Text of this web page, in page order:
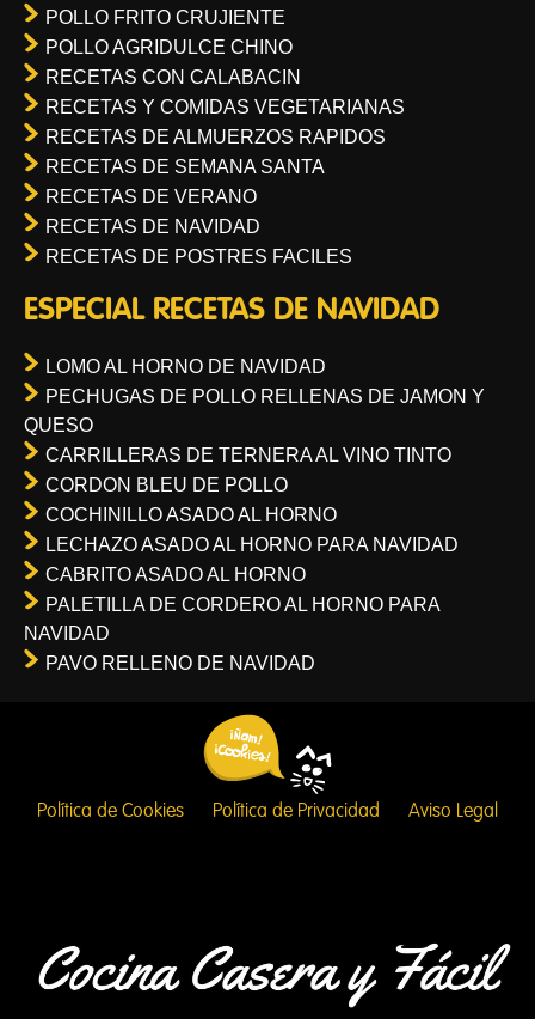
POLLO FRITO CRUJIENTE
POLLO AGRIDULCE CHINO
RECETAS CON CALABACIN
RECETAS Y COMIDAS VEGETARIANAS
RECETAS DE ALMUERZOS RAPIDOS
RECETAS DE SEMANA SANTA
RECETAS DE VERANO
RECETAS DE NAVIDAD
RECETAS DE POSTRES FACILES
ESPECIAL RECETAS DE NAVIDAD
LOMO AL HORNO DE NAVIDAD
PECHUGAS DE POLLO RELLENAS DE JAMON Y
QUESO
CARRILLERAS DE TERNERA AL VINO TINTO
CORDON BLEU DE POLLO
COCHINILLO ASADO AL HORNO
LECHAZO ASADO AL HORNO PARA NAVIDAD
CABRITO ASADO AL HORNO
PALETILLA DE CORDERO AL HORNO PARA
NAVIDAD
PAVO RELLENO DE NAVIDAD
Política de Cookies Política de Privacidad Aviso Legal